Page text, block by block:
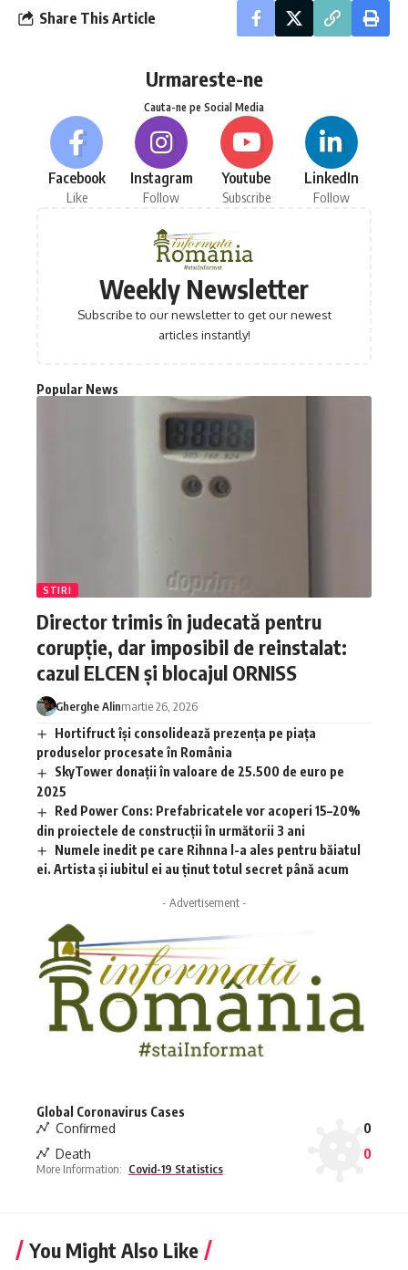
Share This Article
Urmareste-ne
Cauta-ne pe Social Media
Facebook
Like
Instagram
Follow
Youtube
Subscribe
LinkedIn
Follow
Weekly Newsletter
Subscribe to our newsletter to get our newest
articles instantly!
Popular News
STIRI
Director trimis în judecată pentru
corupție, dar imposibil de reinstalat:
cazul ELCEN și blocajul ORNISS
Gherghe Alinmartie 26, 2026
Hortifruct își consolidează prezența pe piața
produselor procesate în România
SkyTower donații în valoare de 25.500 de euro pe
2025
Red Power Cons: Prefabricatele vor acoperi 15–20%
din proiectele de construcții în următorii 3 ani
Numele inedit pe care Rihnna l-a ales pentru băiatul
ei. Artista și iubitul ei au ținut totul secret până acum
- Advertisement -
Global Coronavirus Cases
Confirmed
0
Death
0
More Information: Covid-19 Statistics
You Might Also Like